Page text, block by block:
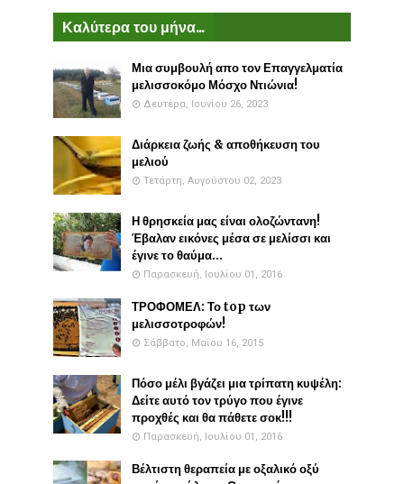
Καλύτερα του μήνα...
Μια συμβουλή απο τον Επαγγελματία
μελισσοκόμο Μόσχο Ντιώνια!
Δευτέρα, Ιουνίου 26, 2023
Διάρκεια ζωής & αποθήκευση του
μελιού
Τετάρτη, Αυγούστου 02, 2023
Η θρησκεία μας είναι ολοζώντανη!
Έβαλαν εικόνες μέσα σε μελίσσι και
έγινε το θαύμα...
Παρασκευή, Ιουλίου 01, 2016
ΤΡΟΦΟΜΕΛ: Το top των
μελισσοτροφών!
Σάββατο, Μαΐου 16, 2015
Πόσο μέλι βγάζει μια τρίπατη κυψέλη:
Δείτε αυτό τον τρύγο που έγινε
προχθές και θα πάθετε σοκ!!!
Παρασκευή, Ιουλίου 01, 2016
Βέλτιστη θεραπεία με οξαλικό οξύ